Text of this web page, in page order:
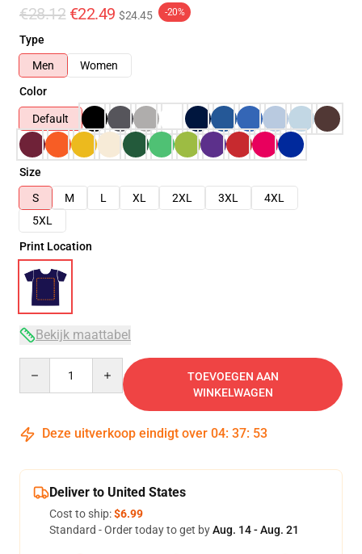
€28.12 €22.49 $24.45 -20%
Type
Men
Women
Color
Default
Size
S
M L XL 2XL 3XL
4XL
5XL
Print Location
Bekijk maattabel
TOEVOEGEN AAN
WINKELWAGEN
Deze uitverkoop eindigt over 04: 37: 52
Deliver to United States
Cost to ship:$6.99
Standard - Order today to get byAug. 14 - Aug. 21